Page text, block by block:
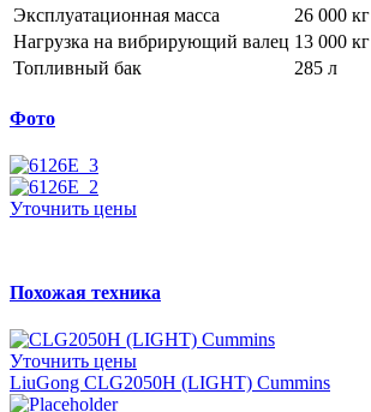
Эксплуатационная масса
26 000 кг
Нагрузка на вибрирующий валец 13 000 кг
Топливный бак
285 л
Фото
Уточнить цены
Похожая техника
Уточнить цены
LiuGong CLG2050H (LIGHT) Cummins